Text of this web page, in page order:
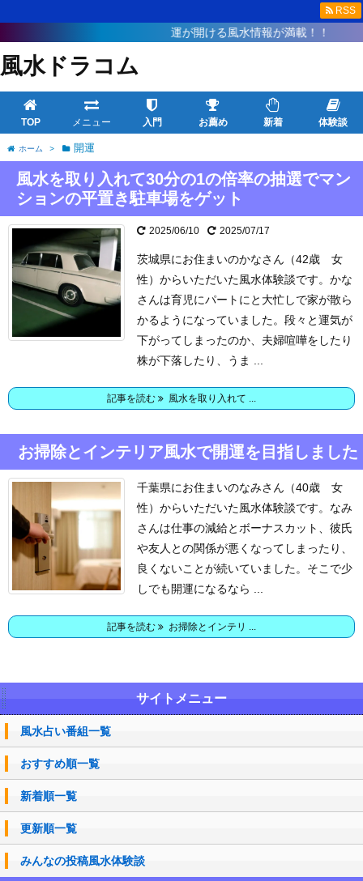
運が開ける風水情報が満載！！
風水ドラコム
TOP メニュー 入門 お薦め 新着 体験談
RSS
ホーム > 開運
風水を取り入れて30分の1の倍率の抽選でマン
ションの平置き駐車場をゲット
2025/06/10 2025/07/17
茨城県にお住まいのかなさん（42歳 女
性）からいただいた風水体験談です。 かな
さんは育児にパートにと大忙しで家が散ら
かるようになっていました。 段々と運気が
下がってしまったのか、夫婦喧嘩をしたり
株が下落したり、うま ...
記事を読む 風水を取り入れて ...
お掃除とインテリア風水で開運を目指しました
千葉県にお住まいのなみさん（40歳 女
性）からいただいた風水体験談です。 なみ
さんは仕事の減給とボーナスカット、彼氏
や友人との関係が悪くなってしまったり、
良くないことが続いていました。 そこで少
しでも開運になるなら ...
記事を読む お掃除とインテリ ...
サイトメニュー
風水占い番組一覧
おすすめ順一覧
新着順一覧
更新順一覧
みんなの投稿風水体験談